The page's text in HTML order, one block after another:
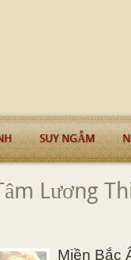
SUY NGẪM
Lương
Miền Bắc